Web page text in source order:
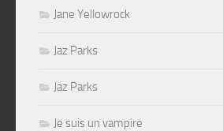
Jane Yellowrock
Jaz Parks
Jaz Parks
Je suis un vampire